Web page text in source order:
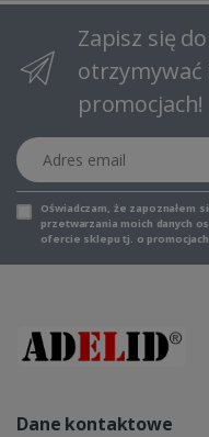
Zapisz się
otrzymywać
promocjach!
Adres email
Oświadczam, że zapoznałem
przetwarzania moich danych
ofercie sklepu tj. o
Dane kontaktowe